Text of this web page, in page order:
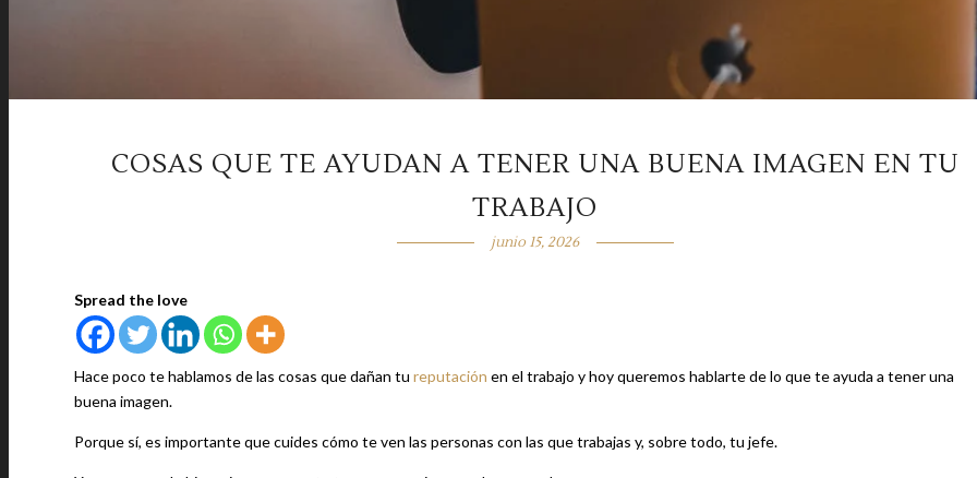
COSAS QUE TE AYUDAN A TENER UNA BUENA IMAGEN EN TU
TRABAJO
junio 15, 2026
Spread the love
Hace poco te hablamos de las cosas que dañan tu reputación en el trabajo y hoy queremos hablarte de lo que te ayuda a tener una
buena imagen.
Porque sí, es importante que cuides cómo te ven las personas con las que trabajas y, sobre todo, tu jefe.